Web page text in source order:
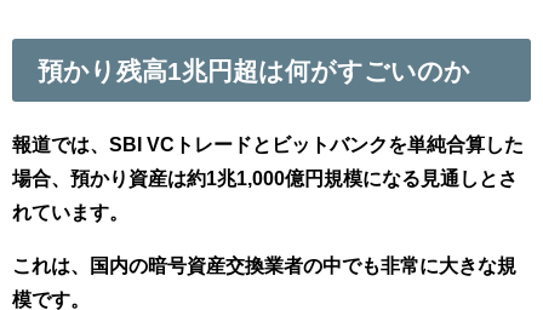
預かり残高1兆円超は何がすごいのか
報道では、SBI VCトレードとビットバンクを単純合算した
場合、預かり資産は約1兆1,000億円規模になる見通しとさ
れています。
これは、国内の暗号資産交換業者の中でも非常に大きな規
模です。